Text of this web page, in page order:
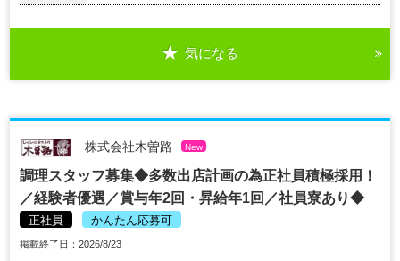
気になる
株式会社木曽路 New
調理スタッフ募集◆多数出店計画の為正社員積極採用！
／経験者優遇／賞与年2回・昇給年1回／社員寮あり◆
正社員 かんたん応募可
掲載終了日：2026/8/23